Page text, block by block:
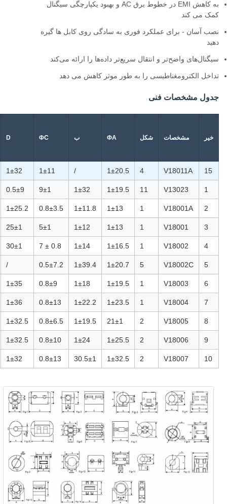
به کاهش EMI در خطوط برق AC و بهبود یکپارچگی سیگنال
کمک می کند
نصب آسان - برای عملکرد فوری به سادگی روی کابل ها گیره
دهید
سیگنال‌های واضح‌تر و انتقال سریع‌تر داده‌ها را ارائه می‌کند
تداخل الکترومغناطیسی را به طور موثر کاهش می دهد
جدول مشخصات فنی
خیر مشخصات شکل ΦA ب ΦC
D
15
V18011A
4
1±20.5
/
1±11
1±32
1
V13023
11
1±19.5
1±32
9±1
0.5±9
2
V18001A
1
1±13
1±11.8
0.8±3.5
1±25.2
3
V18001
1
1±13
1±12
5±1
25±1
4
V18002
1
1±16.5
1±14
0.8 ± 7
30±1
5
V18002C
5
1±20.7
1±39.4
0.5±7.2
/
6
V18003
1
1±19.5
1±18
0.8±9
1±35
7
V18004
1
1±23.5
1±22.2
0.8±13
1±36
8
V18005
2
21±1
1±19.5
0.8±6.5
1±32.5
9
V18006
2
1±25.5
1±24
0.8±10
1±32.5
10
V18007
2
1±32.5
30.5±1
0.8±13
1±32